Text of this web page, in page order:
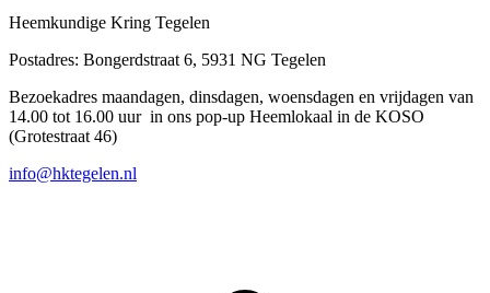
Heemkundige Kring Tegelen
Postadres: Bongerdstraat 6, 5931 NG Tegelen
Bezoekadres maandagen, dinsdagen, woensdagen en vrijdagen van
14.00 tot 16.00 uur in ons pop-up Heemlokaal in de KOSO
(Grotestraat 46)
info@hktegelen.nl